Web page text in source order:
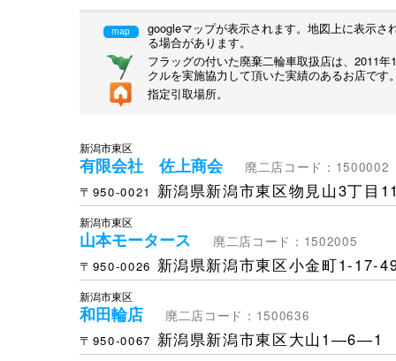
map
googleマップが表示されます。地図上に表示
る場合があります。
フラッグの付いた廃棄二輪車取扱店は、2011
クルを実施協力して頂いた実績のあるお店です
指定引取場所。
新潟市東区
有限会社 佐上商会
廃二店コード：1500002
〒950-0021
新潟県新潟市東区物見山3丁目
新潟市東区
山本モータース
廃二店コード：1502005
〒950-0026 新潟県新潟市東区小金町1-17-
新潟市東区
和田輪店
廃二店コード：1500636
〒950-0067 新潟県新潟市東区大山1―6―1